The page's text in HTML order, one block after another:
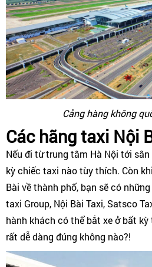
Cảng hàng không
Các hãng taxi Nội
Nếu đi từ trung tâm Hà Nội tới
kỳ chiếc taxi nào tùy thích. Còn
Bài về thành phố, bạn sẽ có
taxi Group, Nội Bài Taxi, Satsco
hành khách có thể bắt xe ở bất
rất dễ dàng đúng không nào?!